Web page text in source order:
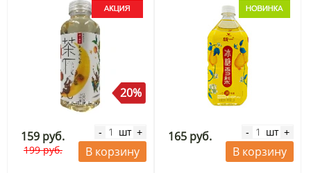
20%
159 руб.
199 руб.
- шт +
В корзину
165 руб. - шт +
В корзину